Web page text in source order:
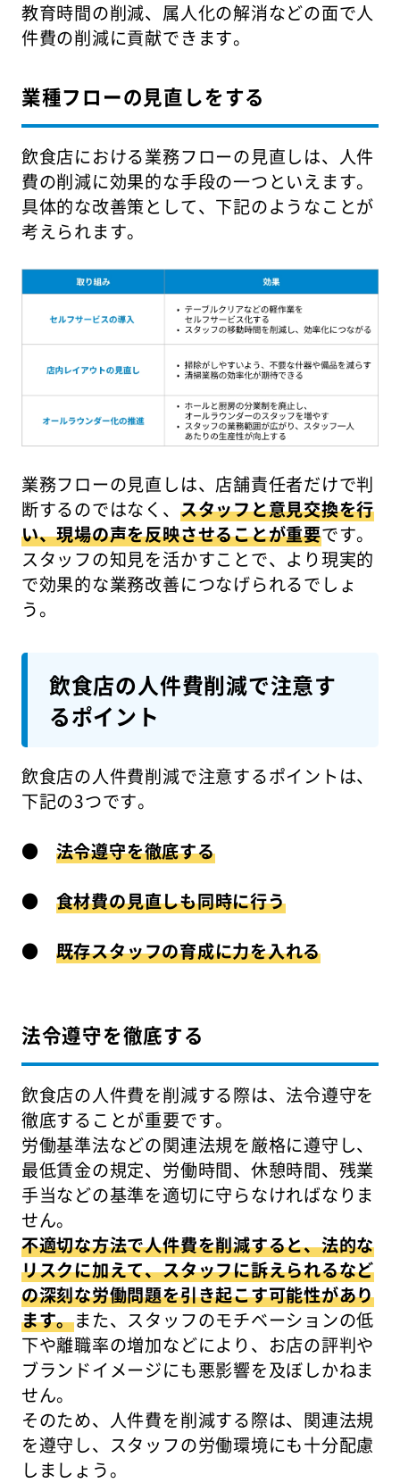
教育時間の削減、属人化の解消などの面で人
件費の削減に貢献できます。
業種フローの見直しをする
飲食店における業務フローの見直しは、人件
費の削減に効果的な手段の一つといえます。
具体的な改善策として、下記のようなことが
考えられます。
業務フローの見直しは、店舗責任者だけで判
断するのではなく、 スタッフと意見交換を行
い、現場の声を反映させることが重要です。
スタッフの知見を活かすことで、より現実的
で効果的な業務改善につなげられるでしょ
う。
飲食店の人件費削減で注意す
るポイント
飲食店の人件費削減で注意するポイントは、
下記の3つです。
● 法令遵守を徹底する
● 食材費の見直しも同時に行う
● 既存スタッフの育成に力を入れる
法令遵守を徹底する
飲食店の人件費を削減する際は、法令遵守を
徹底することが重要です。
労働基準法などの関連法規を厳格に遵守し、
最低賃金の規定、労働時間、休憩時間、残業
手当などの基準を適切に守らなければなりま
せん。
不適切な方法で人件費を削減すると、法的な
リスクに加えて、スタッフに訴えられるなど
の深刻な労働問題を引き起こす可能性があり
ます。また、スタッフのモチベーションの低
下や離職率の増加などにより、お店の評判や
ブランドイメージにも悪影響を及ぼしかねま
せん。
そのため、人件費を削減する際は、関連法規
を遵守し、スタッフの労働環境にも十分配慮
しましょう。